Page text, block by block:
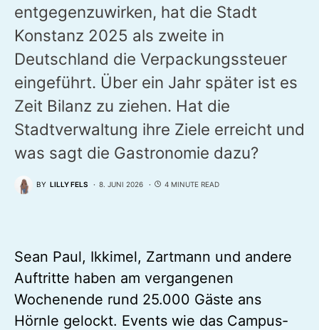
entgegenzuwirken, hat die Stadt
Konstanz 2025 als zweite in
Deutschland die Verpackungssteuer
eingeführt. Über ein Jahr später ist es
Zeit Bilanz zu ziehen. Hat die
Stadtverwaltung ihre Ziele erreicht und
was sagt die Gastronomie dazu?
BY LILLY FELS 8. JUNI 2026 4 MINUTE READ
Sean Paul, Ikkimel, Zartmann und andere
Auftritte haben am vergangenen
Wochenende rund 25.000 Gäste ans
Hörnle gelockt. Events wie das Campus-